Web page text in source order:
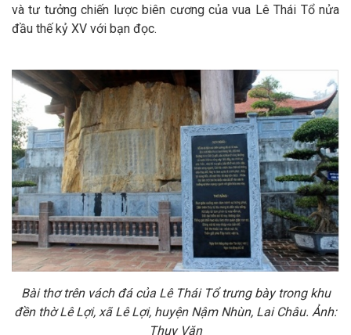
và tư tưởng chiến lược biên cương của vua Lê Thái Tổ nửa
đầu thế kỷ XV với bạn đọc.
Bài thơ trên vách đá của Lê Thái Tổ trưng bày trong khu
đền thờ Lê Lợi, xã Lê Lợi, huyện Nậm Nhùn, Lai Châu. Ảnh:
Thụy Văn